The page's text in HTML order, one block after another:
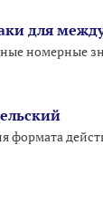
для
номерные
формата